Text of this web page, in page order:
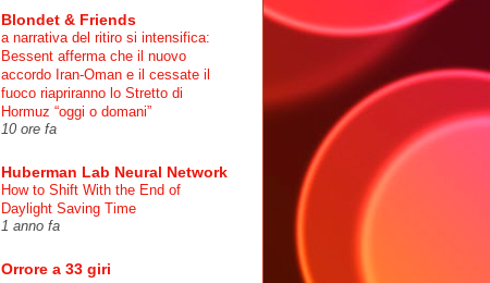
Blondet & Friends
a narrativa del ritiro si intensifica:
Bessent afferma che il nuovo
accordo Iran-Oman e il cessate il
fuoco riapriranno lo Stretto di
Hormuz “oggi o domani”
10 ore fa
Huberman Lab Neural Network
How to Shift With the End of
Daylight Saving Time
1 anno fa
Orrore a 33 giri